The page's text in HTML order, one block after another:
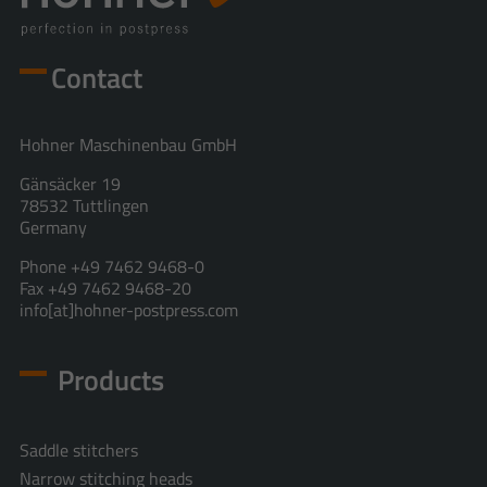
Contact
Hohner Maschinenbau GmbH
Gänsäcker 19
78532 Tuttlingen
Germany
Phone +49 7462 9468-0
Fax +49 7462 9468-20
info[at]hohner-postpress.com
Products
Saddle stitchers
Narrow stitching heads